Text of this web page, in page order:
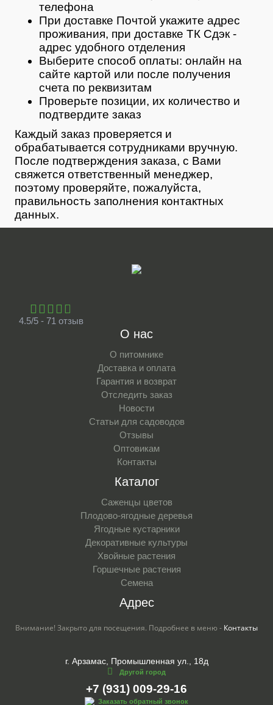
телефона
При доставке Почтой укажите адрес
проживания, при доставке ТК Сдэк -
адрес удобного отделения
Выберите способ оплаты: онлайн на
сайте картой или после получения
счета по реквизитам
Проверьте позиции, их количество и
подтвердите заказ
Каждый заказ проверяется и
обрабатывается сотрудниками вручную.
После подтверждения заказа, с Вами
свяжется ответственный менеджер,
поэтому проверяйте, пожалуйста,
правильность заполнения контактных
данных.
4.5/5 - 71 отзыв
О нас
О питомнике
Доставка и оплата
Гарантия и возврат
Отследить заказ
Новости
Статьи для садоводов
Отзывы
Оптовикам
Контакты
Каталог
Саженцы цветов
Плодово-ягодные деревья
Ягодные кустарники
Декоративные культуры
Хвойные растения
Горшечные растения
Семена
Адрес
Внимание! Закрыто для посещения. Подробнее в меню - Контакты
г. Арзамас, Промышленная ул., 18д
Другой город
+7 (931) 009-29-16
Заказать обратный звонок